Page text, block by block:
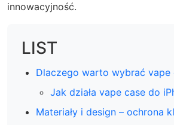
innowacyjność.
LIST
Dlaczego warto wybrać vape
Jak działa vape case do
Materiały i design – ochrona